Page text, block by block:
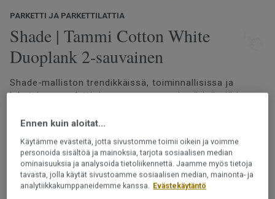
PARKETTI JA PARKETTILATTIA
Shade | Tammi Cotton White
Duoplank 2-sauvainen
Shade-malliston trendikkäissä, toiminnallisissa ja
lakatuissa puulattioissamme on monia värisävyjä ja
skandinaavisten sisustustrendien ja tyylien mukaan.
lattia, valikoimastamme löytyy sopiva vaihtoehto.
Lue lisää
Katso suuremmat kuvatlajitelmakuvakirjastamme
Asennetaan 2-lock-lukkopontin avulla
Uudelleen hiottava
Ennen kuin aloitat...
Käytämme evästeitä, jotta sivustomme toimii oikein ja voimme
personoida sisältöä ja mainoksia, tarjota sosiaalisen median
ominaisuuksia ja analysoida tietoliikennettä. Jaamme myös tietoja
tavasta, jolla käytät sivustoamme sosiaalisen median, mainonta- ja
analytiikkakumppaneidemme kanssa. Evästekäytäntö